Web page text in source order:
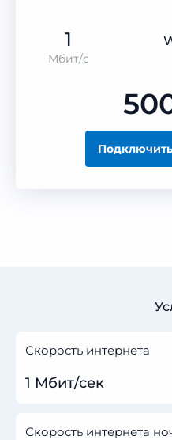
1
Мбит/с
Скорость интернета
1 Мбит/сек
Скорость интернета